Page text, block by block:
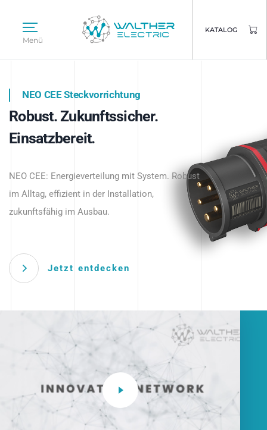
Menü
KATALOG
Intelligente Stromverteilung
beginnt hier.
NEO CEE Steckvorrichtung
Robust. Zukunftssicher.
Einsatzbereit.
NEO CEE: Energieverteilung mit System. Robust
im Alltag, effizient in der Installation,
zukunftsfähig im Ausbau.
Jetzt entdecken
Intelligenz trifft Energie.
Anwendungen – robust, IP-geschützt und
zukunftsfähig.